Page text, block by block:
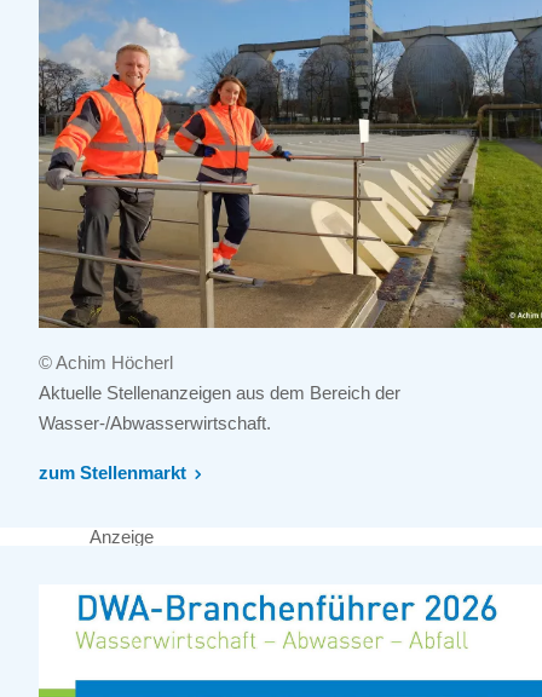
© Achim Höcherl
Aktuelle Stellenanzeigen aus dem Bereich der
Wasser-/Abwasserwirtschaft.
zum Stellenmarkt
Anzeige